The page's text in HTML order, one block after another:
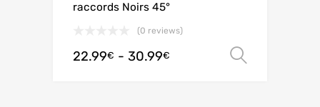
raccords Noirs 45°
(0 reviews)
22.99€ - 30.99€